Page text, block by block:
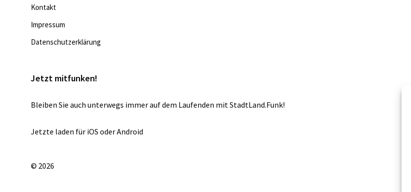
Kontakt
Impressum
Datenschutzerklärung
Jetzt mitfunken!
Bleiben Sie auch unterwegs immer auf dem Laufenden mit StadtLand.Funk!
Jetzte laden für iOS oderAndroid
© 2026